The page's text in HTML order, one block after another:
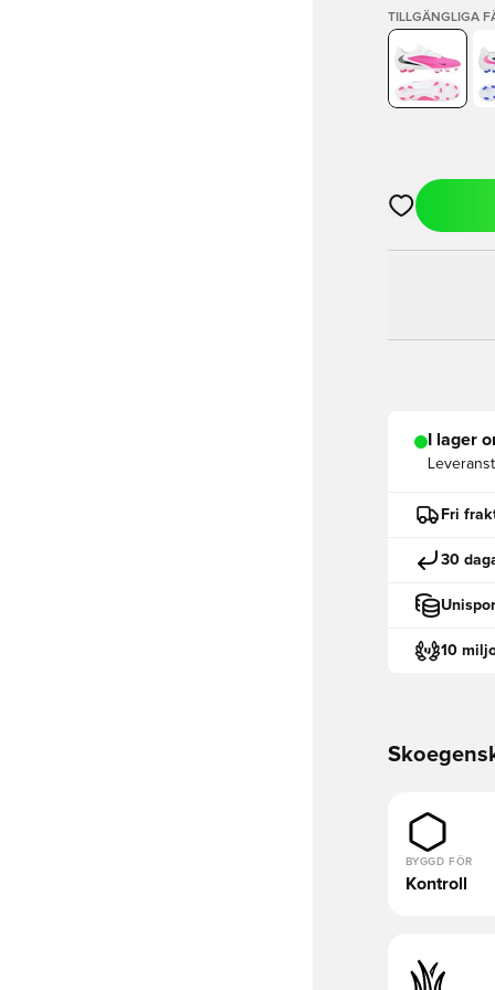
TILLGÄNGLIGA
Öppnar en
I lager
Fri
30
10
BYGGD FÖR
Kontroll